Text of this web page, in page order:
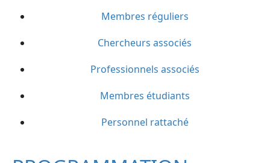
Membres réguliers
Chercheurs associés
Professionnels associés
Membres étudiants
Personnel rattaché